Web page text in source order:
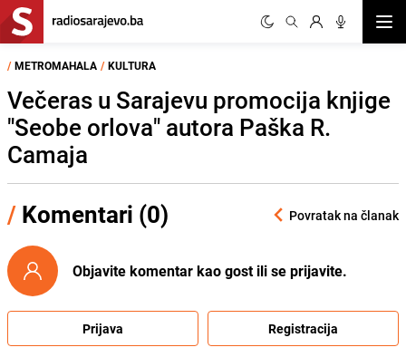
/ METROMAHALA / KULTURA
Večeras u Sarajevu promocija knjige
"Seobe orlova" autora Paška R.
Camaja
/ Komentari (0) Povratak na članak
Objavite komentar kao gost ili se prijavite.
Prijava Registracija